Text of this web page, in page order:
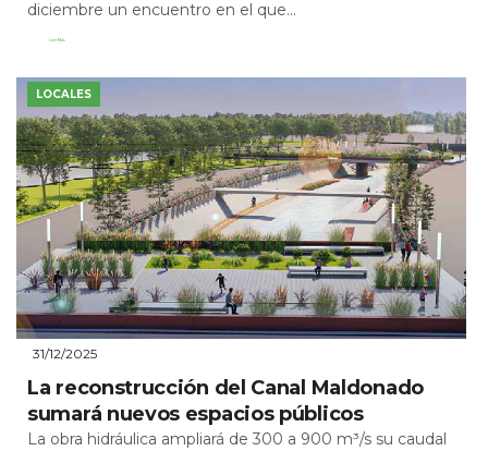
diciembre un encuentro en el que...
Leer Más
LOCALES
31/12/2025
La reconstrucción del Canal Maldonado
sumará nuevos espacios públicos
La obra hidráulica ampliará de 300 a 900 m³/s su caudal